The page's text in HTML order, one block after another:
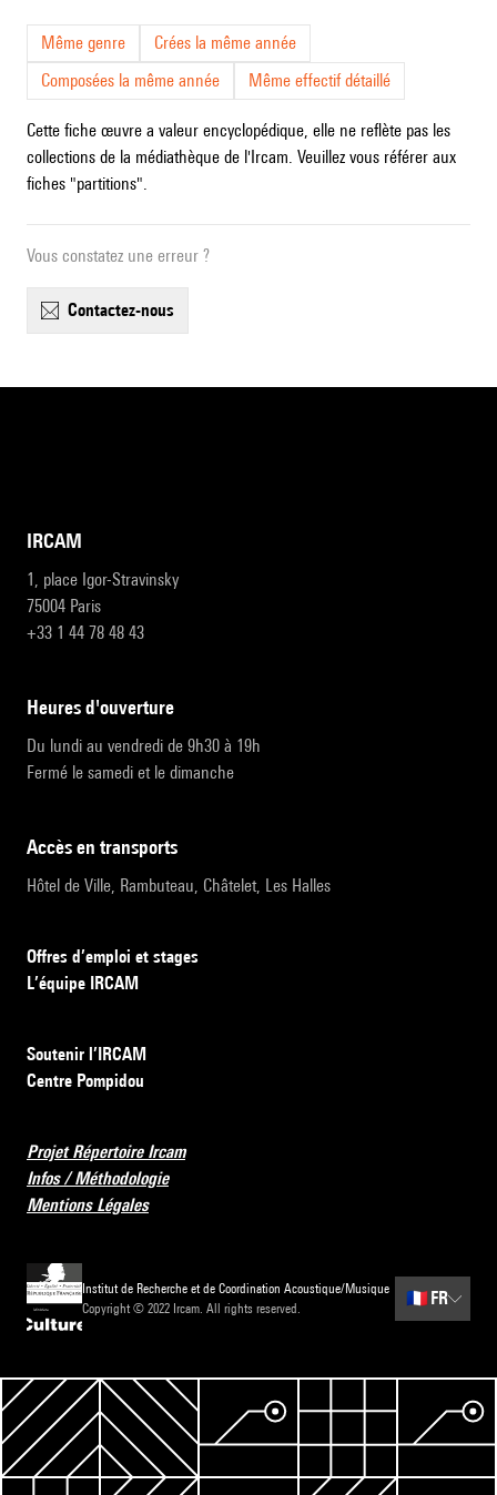
Même genre
Crées la même année
Composées la même année
Même effectif détaillé
Cette fiche œuvre a valeur encyclopédique, elle ne reflète pas les
collections de la médiathèque de l'Ircam. Veuillez vous référer aux
fiches "partitions".
Vous constatez une erreur ?
contactez-nous
IRCAM
1, place Igor-Stravinsky
75004 Paris
+33 1 44 78 48 43
heures d'ouverture
Du lundi au vendredi de 9h30 à 19h
Fermé le samedi et le dimanche
accès en transports
Hôtel de Ville, Rambuteau, Châtelet, Les Halles
Offres d’emploi et stages
L’équipe IRCAM
Soutenir l’IRCAM
Centre Pompidou
Projet Répertoire Ircam
Infos / Méthodologie
Mentions Légales
Institut de Recherche et de Coordination Acoustique/Musique
Copyright © 2022 Ircam. All rights reserved.
🇫🇷 FR